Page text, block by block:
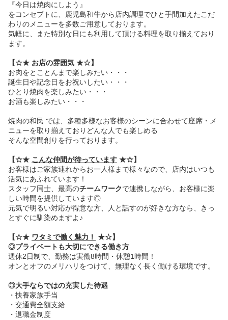
『今日は焼肉にしよう』
をコンセプトに、鹿児島和牛から店内調理でひと手間加えたこだ
わりのメニューを多数ご用意しております。
気軽に、また特別な日にも利用して頂ける料理を取り揃えており
ます。
【☆★ お店の雰囲気 ★☆】
お肉をとことんまで楽しみたい・・・
誕生日や記念日をお祝いしたい・・・
ひとり焼肉を楽しみたい・・・
お酒も楽しみたい・・・
焼肉の和民 では、多種多様なお客様のシーンに合わせて座席・メ
ニューを取り揃えておりどんな人でも楽しめる
そんな空間創りを行っております。
【☆★ こんな仲間が待っています ★☆】
お客様はご家族連れからお一人様まで様々なので、店内はいつも
活気にあふれています！
スタッフ同士、最高のチームワークで連携しながら、お客様に楽
しい時間を提供しています◎
元気で明るい対応が得意な方、人と話すのが好きな方なら、きっ
とすぐに馴染めますよ♪
【☆★ ワタミで働く魅力！ ★☆】
◎プライベートも大切にできる働き方
週休2日制で、勤務は実働8時間・休憩1時間！
オンとオフのメリハリをつけて、無理なく長く働ける環境です。
◎大手ならではの充実した待遇
・扶養家族手当
・交通費全額支給
・退職金制度